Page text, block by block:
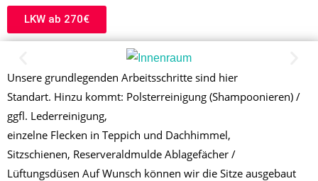
LKW ab 270€
Unsere grundlegenden Arbeitsschritte sind hier
Standart. Hinzu kommt: Polsterreinigung (Shampoonieren) /
ggfl. Lederreinigung,
einzelne Flecken in Teppich und Dachhimmel,
Sitzschienen, Reserveraldmulde Ablagefächer /
Lüftungsdüsen Auf Wunsch können wir die Sitze ausgebaut